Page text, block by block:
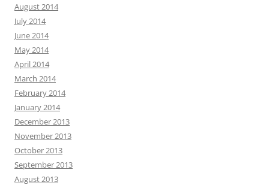
August 2014
July 2014
June 2014
May 2014
April 2014
March 2014
February 2014
January 2014
December 2013
November 2013
October 2013
September 2013
August 2013